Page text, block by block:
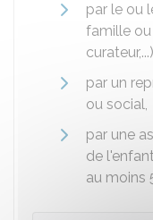
par le ou
famille
par un
ou social,
par une
de
au moins